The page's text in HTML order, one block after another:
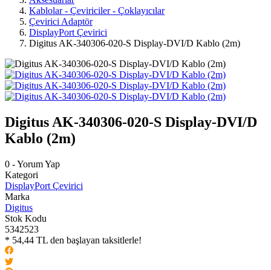
Kablolar - Çeviriciler - Çoklayıcılar
Çevirici Adaptör
DisplayPort Çevirici
Digitus AK-340306-020-S Display-DVI/D Kablo (2m)
Digitus AK-340306-020-S Display-DVI/D
Kablo (2m)
0 - Yorum Yap
Kategori
DisplayPort Çevirici
Marka
Digitus
Stok Kodu
5342523
* 54,44 TL den başlayan taksitlerle!